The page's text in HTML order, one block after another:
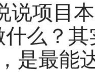
说项目
什么？
是最能